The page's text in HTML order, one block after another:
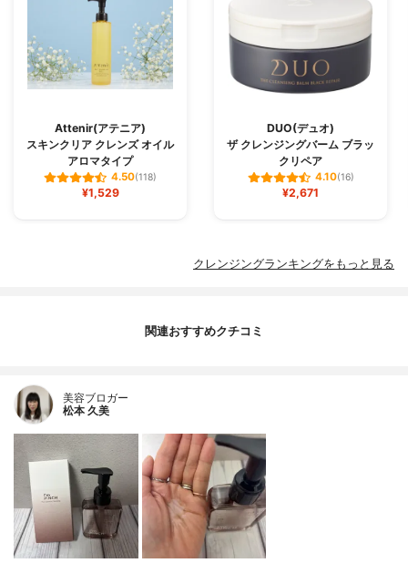
Attenir(アテニア)
スキンクリア クレンズ オイル
アロマタイプ
4.50(118)
¥1,529
DUO(デュオ)
ザ クレンジングバーム ブラッ
クリペア
4.10(16)
¥2,671
クレンジングランキングをもっと見る
関連おすすめクチコミ
美容ブロガー
松本 久美